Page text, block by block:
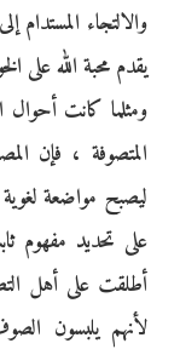
والالتجاء
يقدم محبة الله على
ومثلما كانت
المتصوفة ، فإن
ليصبح مواضعة
على تحديد مفهوم
أطلقت على أهل
لأنهم يلبسون